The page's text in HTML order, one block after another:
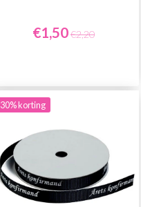
€1,50€2,20
30% korting